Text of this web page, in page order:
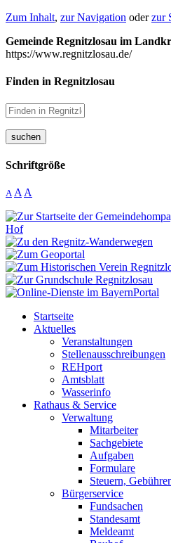
Zum Inhalt, zur Navigation oderzur
Gemeinde Regnitzlosau im
https://www.regnitzlosau.de/
Finden in Regnitzlosau
suchen
Schriftgröße
A A A
Startseite
Aktuelles
Veranstaltungen
Stellenausschreibungen
REHport
Amtsblatt
Wasserinfo
Rathaus & Service
Verwaltung
Mitarbeiter
Sachgebiete
Aufgaben
Formulare
Steuern,
Bürgerservice
Fundsachen
Standesamt
Meldeamt